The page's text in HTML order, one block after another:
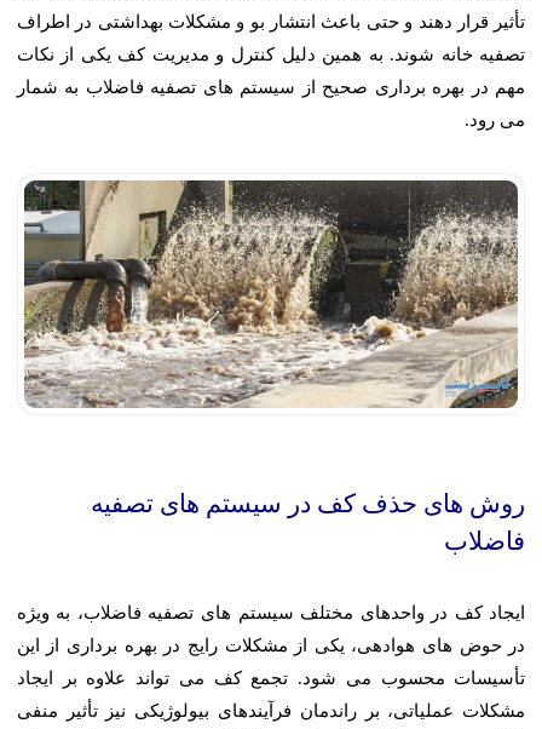
تأثیر قرار دهند و حتی باعث انتشار بو و مشکلات بهداشتی در اطراف
تصفیه خانه شوند. به همین دلیل کنترل و مدیریت کف یکی از نکات
مهم در بهره برداری صحیح از سیستم های تصفیه فاضلاب به شمار
می رود.
روش های حذف کف در سیستم های تصفیه
فاضلاب
ایجاد کف در واحدهای مختلف سیستم های تصفیه فاضلاب، به ویژه
در حوض های هوادهی، یکی از مشکلات رایج در بهره برداری از این
تأسیسات محسوب می شود. تجمع کف می تواند علاوه بر ایجاد
مشکلات عملیاتی، بر راندمان فرآیندهای بیولوژیکی نیز تأثیر منفی